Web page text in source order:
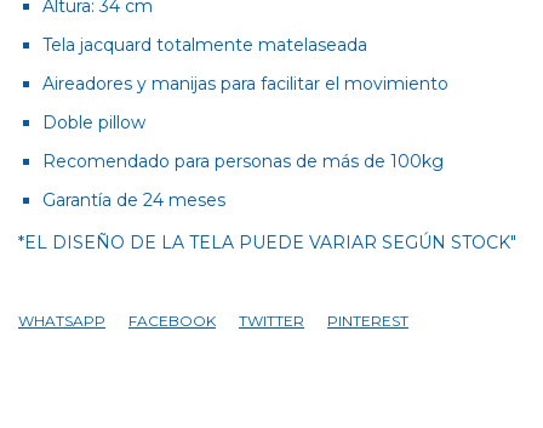
Altura: 34 cm
Tela jacquard totalmente matelaseada
Aireadores y manijas para facilitar el movimiento
Doble pillow
Recomendado para personas de más de 100kg
Garantía de 24 meses
*EL DISEÑO DE LA TELA PUEDE VARIAR SEGÚN STOCK"
WHATSAPP FACEBOOK TWITTER PINTEREST